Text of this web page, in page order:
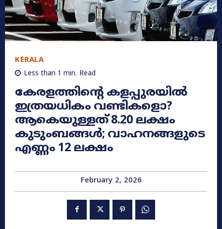
KERALA
Less than 1 min. Read
കേരളത്തിൻ്റെ കളപ്പുരയിൽ
ഇത്രയധികം വണ്ടികളൊ?
ആകെയുള്ളത് 8.20 ലക്ഷം
കുടുംബങ്ങൾ; വാഹനങ്ങളുടെ
എണ്ണം 12 ലക്ഷം
February 2, 2026